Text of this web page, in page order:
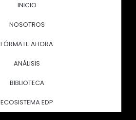
INICIO
NOSOTROS
FÓRMATE AHORA
ANÁLISIS
BIBLIOTECA
ECOSISTEMA EDP